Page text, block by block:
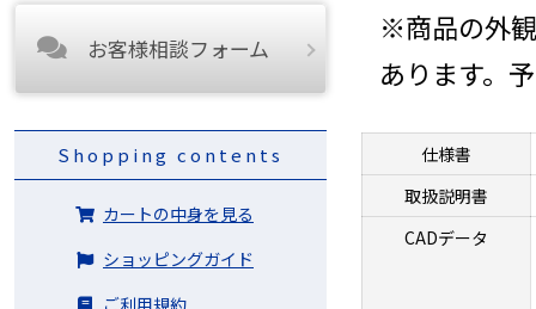
※商品の外
あります。
仕様書
取扱説明書
CADデータ
お客様相談フォーム
Shopping contents
カートの中身を見る
ショッピングガイド
ご利用規約